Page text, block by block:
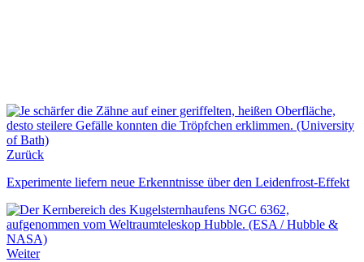
Zurück
Experimente liefern neue Erkenntnisse über den Leidenfrost-Effekt
Weiter